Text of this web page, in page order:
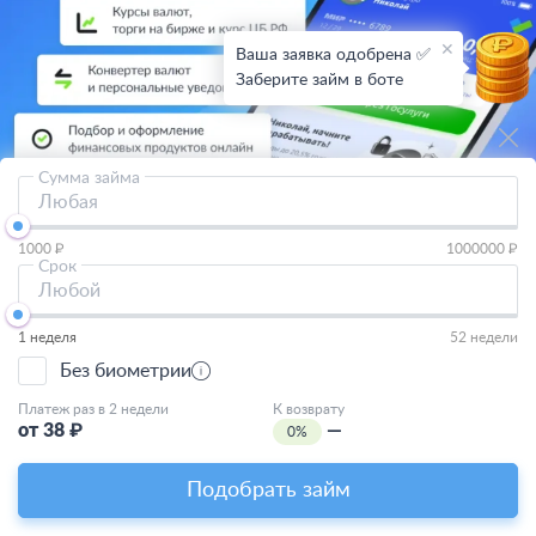
Любая
Сумма займа
1000 ₽ 1000000 ₽
Любой
Срок
1 неделя 52 недели
Без биометрии
Платеж раз в 2 недели
от38 ₽
К возврату
0%
—
Подобрать займ
О проекте
Вакансии
Реклама на сайте
Отписаться
Юридическая информация
Служба поддержки клиентов:
В Телеграм
support@bankiros.ru
8 (800) 777-98-47
Ваша заявка одобрена ✅
Заберите займ в боте